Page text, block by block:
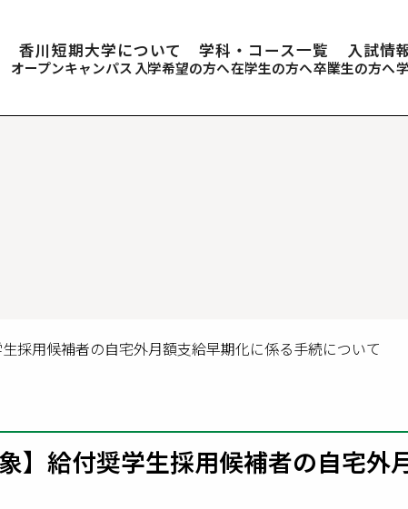
香川短期大学について 学科・コース一覧 入試情
オープンキャンパス 入学希望の方へ在学生の方へ卒業生の方へ
採用候補者の自宅外月額支給早期化に係る手続について
】給付奨学生採用候補者の自宅外